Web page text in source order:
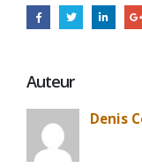
Auteur
Denis